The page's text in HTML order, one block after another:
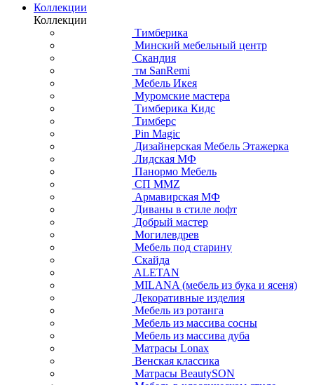
Коллекции
Коллекции
Тимберика
Минский мебельный центр
Скандия
тм SanRemi
Мебель Икея
Муромские мастера
Тимберика Кидс
Тимберс
Pin Magic
Дизайнерская Мебель Этажерка
Лидская МФ
Панормо Мебель
СП ММZ
Армавирская МФ
Диваны в стиле лофт
Добрый мастер
Могилевдрев
Мебель под старину
Скайда
ALETAN
MILANA (мебель из бука и ясеня)
Декоративные изделия
Мебель из ротанга
Мебель из массива сосны
Мебель из массива дуба
Матрасы Lonax
Венская классика
Матрасы BeautySON